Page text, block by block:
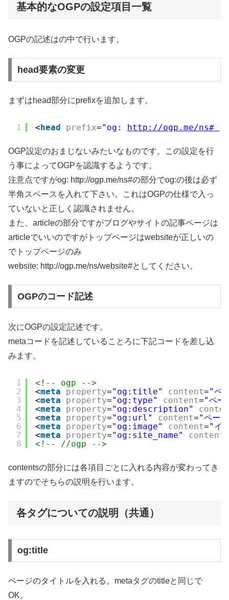
基本的なOGPの設定項目一覧
OGPの記述はの中で行います。
head要素の変更
まずはhead部分にprefixを追加します。
1 <head prefix="og: http://ogp.me/ns#
OGP設定のおまじないみたいなものです。この設定を行
う事によってOGPを認識するようです。
注意点ですがog: http://ogp.me/ns#の部分でog:の後は必ず
半角スペースを入れて下さい。これはOGPの仕様で入っ
ていないと正しく認識されません。
また、articleの部分ですがブログやサイトの記事ページは
articleでいいのですがトップページはwebsiteが正しいの
でトップページのみ
website: http://ogp.me/ns/website#としてください。
OGPのコード記述
次にOGPの設定記述です。
metaコードを記述していることろに下記コードを差し込
みます。
1
2
3
4
5
6
7
8
<!-- ogp -->
<meta property="og:title" content="ペ
<meta property="og:type" content="ペー
<meta property="og:description"
<meta property="og:url" content="ペー
<meta property="og:image" content="イ
<meta property="og:site_name" content
<!-- //ogp -->
contentsの部分には各項目ごとに入れる内容が変わってき
ますのでそちらの説明を行います。
各タグについての説明（共通）
og:title
ページのタイトルを入れる。metaタグのtitleと同じで
OK。